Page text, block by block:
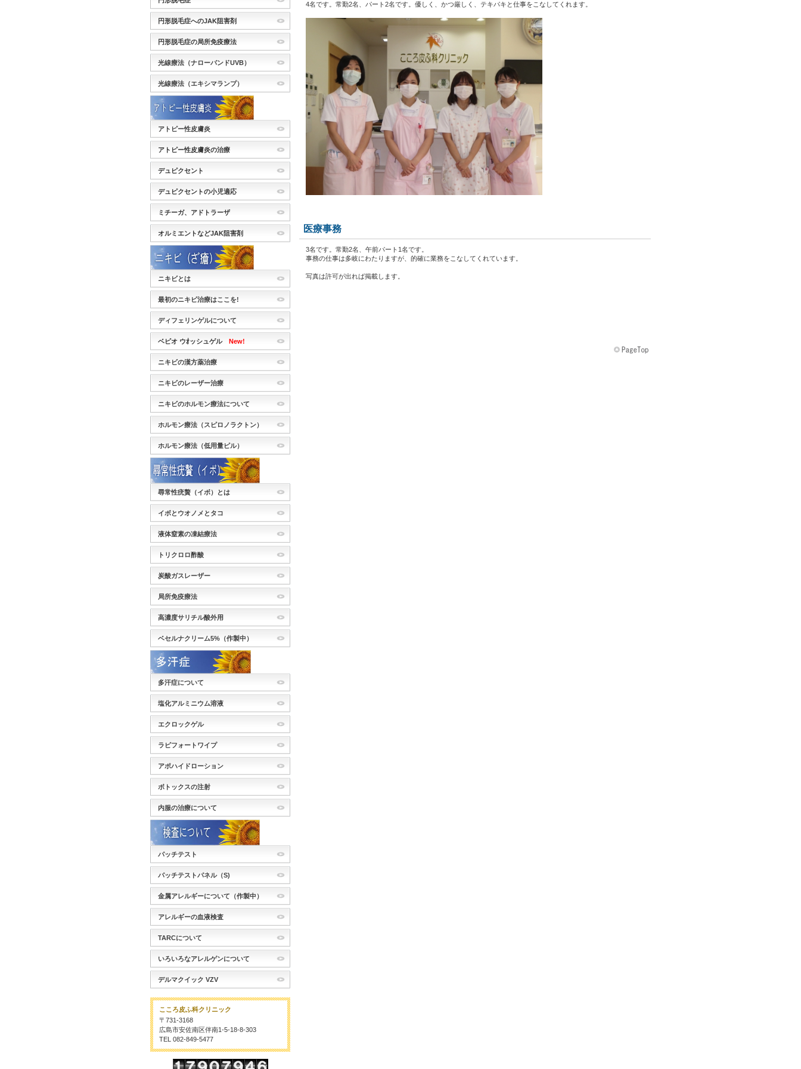
4名です。常勤2名、パート2名です。優しく、かつ厳しく、テキパキと仕事をこなしてくれます。
医療事務
3名です。常勤2名、午前パート1名です。
事務の仕事は多岐にわたりますが、的確に業務をこなしてくれています。
写真は許可が出れば掲載します。
円形脱毛症へのJAK阻害剤
円形脱毛症の局所免疫療法
光線療法（ナローバンドUVB）
光線療法（エキシマランプ）
アトピー性皮膚炎
アトピー性皮膚炎の治療
デュピクセント
デュピクセントの小児適応
ミチーガ、アドトラーザ
オルミエントなどJAK阻害剤
ニキビとは
最初のニキビ治療はここを!
ディフェリンゲルについて
ベピオ ウｵッシュゲルNew!
ニキビの漢方薬治療
ニキビのレーザー治療
ニキビのホルモン療法について
ホルモン療法（スピロノラクトン）
ホルモン療法（低用量ピル）
尋常性疣贅（イボ）とは
イボとウオノメとタコ
液体窒素の凍結療法
トリクロロ酢酸
炭酸ガスレーザー
局所免疫療法
高濃度サリチル酸外用
ベセルナクリーム5%（作製中）
多汗症について
塩化アルミニウム溶液
エクロックゲル
ラピフォートワイプ
アポハイドローション
ボトックスの注射
内服の治療について
パッチテスト
パッチテストパネル（S)
金属アレルギーについて（作製中）
アレルギーの血液検査
TARCについて
いろいろなアレルゲンについて
デルマクイック VZV
こころ皮ふ科クリニック
〒731-3168
広島市安佐南区伴南1-5-18-8-303
TEL 082-849-5477